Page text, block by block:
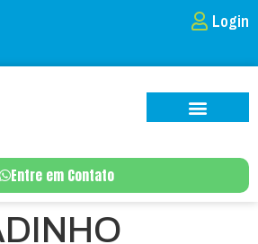
Login
Entre em Contato